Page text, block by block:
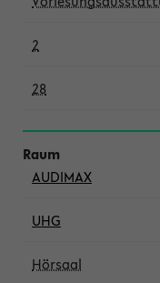
2
28
AUDIMAX
UHG
Hörsaal